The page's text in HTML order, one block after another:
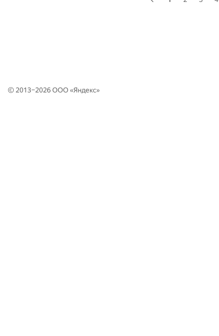
© 2013–2026 ООО «Яндекс»